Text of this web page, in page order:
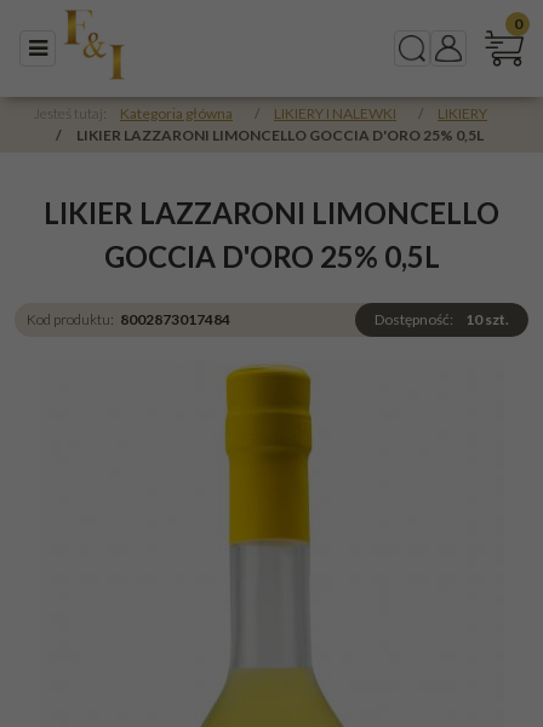
Menu SzukajPanel
0
Jesteś tutaj: Kategoria główna / LIKIERY I NALEWKI /
LIKIERY
/
LIKIER LAZZARONI LIMONCELLO GOCCIA D'ORO 25% 0,5L
LIKIER LAZZARONI LIMONCELLO
GOCCIA D'ORO 25% 0,5L
Kod produktu: 8002873017484 Dostępność: 10szt.